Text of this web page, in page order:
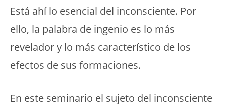
Está ahí lo esencial del inconsciente. Por
ello, la palabra de ingenio es lo más
revelador y lo más característico de los
efectos de sus formaciones.
En este seminario el sujeto del inconsciente